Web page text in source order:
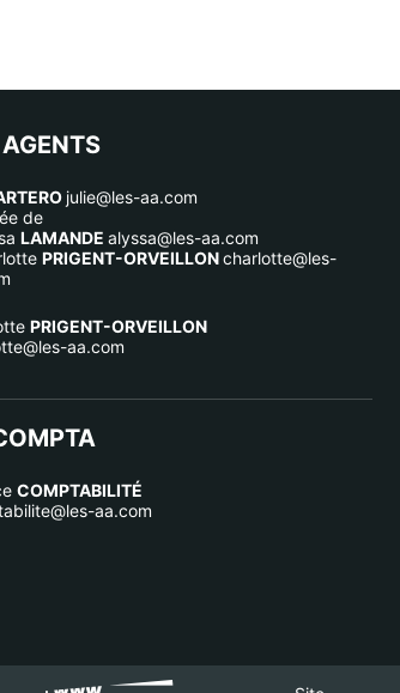
julie@les-aa.com
de
LAMANDE alyssa@les-aa.com
PRIGENT-ORVEILLONcharlotte@les-
PRIGENT-ORVEILLON
aa.com
COMPTABILITÉ
aa.com